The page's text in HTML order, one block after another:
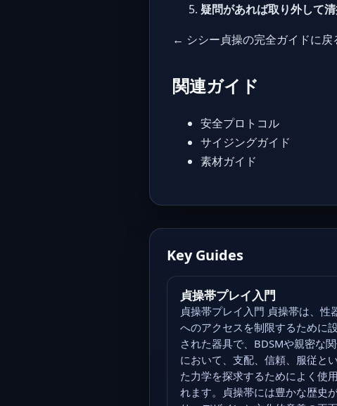
疑問があれば取り外して
← シシー貞操の完全ガイドに戻
関連ガイド
安全プロトコル
サイジングガイド
素材ガイド
Key Guides
貞操帯プレイ入門
貞操帯プレイ入門 貞操帯は、性
へのアクセスを制限するために
された器具で、BDSMや親密な
において、支配、信頼、服従と
た力学を探求するためによく使
れます。貞操帯には豊かな歴史